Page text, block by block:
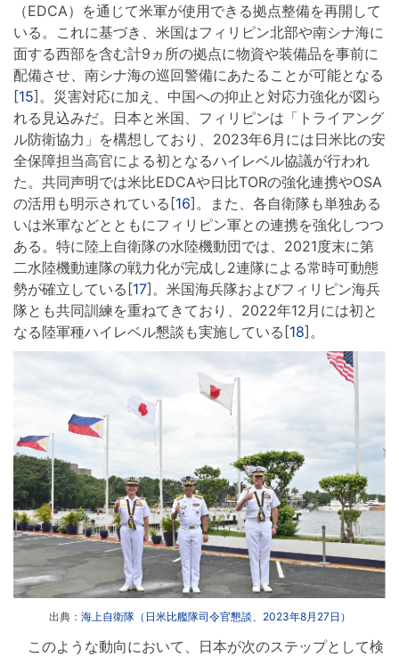
（EDCA）を通じて米軍が使用できる拠点整備を再開して
いる。これに基づき、米国はフィリピン北部や南シナ海に
面する西部を含む計9ヵ所の拠点に物資や装備品を事前に
配備させ、南シナ海の巡回警備にあたることが可能となる
[15]。災害対応に加え、中国への抑止と対応力強化が図ら
れる見込みだ。日本と米国、フィリピンは「トライアング
ル防衛協力」を構想しており、2023年6月には日米比の安
全保障担当高官による初となるハイレベル協議が行われ
た。共同声明では米比EDCAや日比TORの強化連携やOSA
の活用も明示されている[16]。また、各自衛隊も単独ある
いは米軍などとともにフィリピン軍との連携を強化しつつ
ある。特に陸上自衛隊の水陸機動団では、2021度末に第
二水陸機動連隊の戦力化が完成し2連隊による常時可動態
勢が確立している[17]。米国海兵隊およびフィリピン海兵
隊とも共同訓練を重ねてきており、2022年12月には初と
なる陸軍種ハイレベル懇談も実施している[18]。
出典： 海上自衛隊（日米比艦隊司令官懇談、2023年8月27日）
このような動向において、日本が次のステップとして検